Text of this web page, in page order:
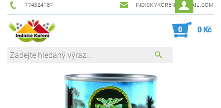
774324187 INDICKYKORENI@GMAIL.COM
0 0 Kč